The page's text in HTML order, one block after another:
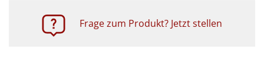
Frage zum Produkt? Jetzt stellen